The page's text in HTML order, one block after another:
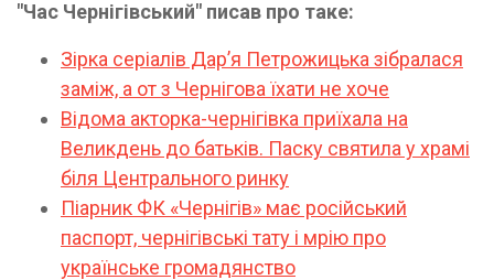
"Час Чернігівський" писав про таке:
Зірка серіалів Дарʼя Петрожицька зібралася
заміж, а от з Чернігова їхати не хоче
Відома акторка-чернігівка приїхала на
Великдень до батьків. Паску святила у храмі
біля Центрального ринку
Піарник ФК «Чернігів» має російський
паспорт, чернігівські тату і мрію про
українське громадянство